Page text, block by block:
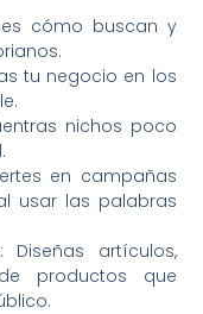
cómo buscan y
tu negocio en los
nichos poco
en campañas
usar las palabras
: Diseñas artículos,
productos que